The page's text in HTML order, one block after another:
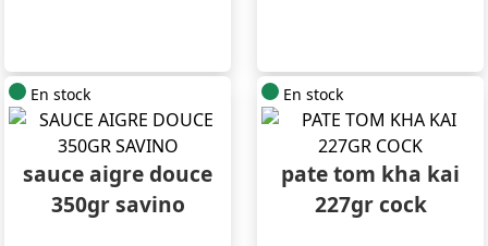
En stock
sauce aigre douce
350gr savino
En stock
pate tom kha kai
227gr cock